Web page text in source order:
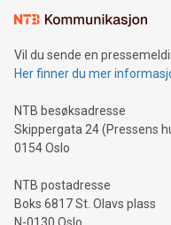
Vil du sende en
Her finner du mer
NTB besøksadresse
Skippergata 24 (Pressens
0154 Oslo
NTB postadresse
Boks 6817 St. Olavs plass
N-0130 Oslo